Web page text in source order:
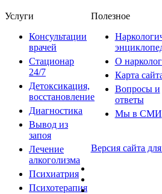
Услуги
Консультации
врачей
Стационар
24/7
Детоксикация,
восстановление
Диагностика
Вывод из
запоя
Лечение
алкоголизма
Психиатрия
Психотерапия
Полезное
О
Карта
Вопросы и
ответы
Мы в СМИ
Версия сайта